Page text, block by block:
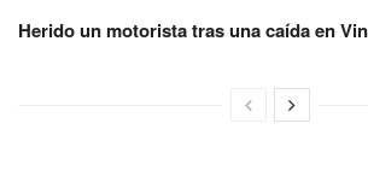
Herido un motorista tras una caída en